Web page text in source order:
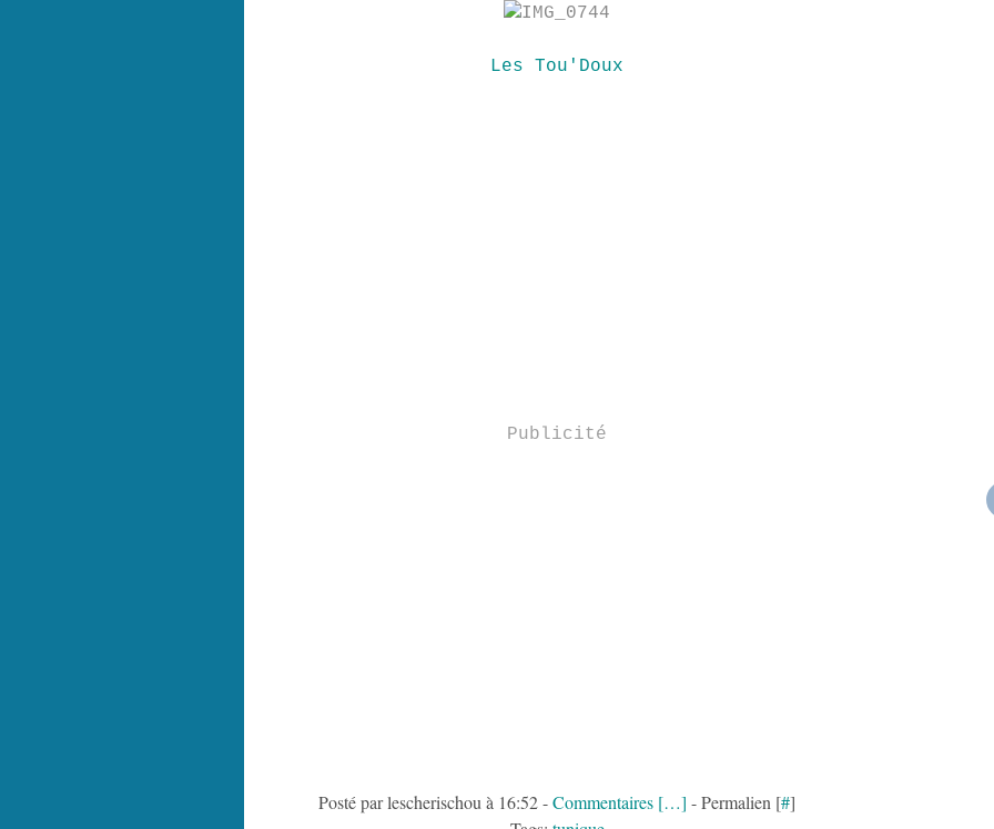
Les Tou'Doux
Publicité
Posté par lescherischou à 16:52 -Commentaires […] - Permalien [#]